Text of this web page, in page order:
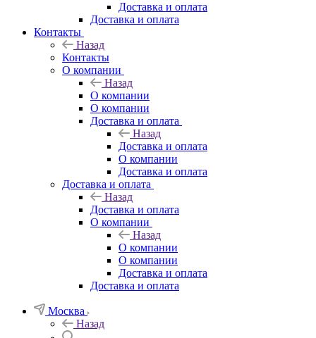
Доставка и оплата
Доставка и оплата
Контакты
Назад
Контакты
О компании
Назад
О компании
О компании
Доставка и оплата
Назад
Доставка и оплата
О компании
Доставка и оплата
Доставка и оплата
Назад
Доставка и оплата
О компании
Назад
О компании
О компании
Доставка и оплата
Доставка и оплата
Москва
Назад